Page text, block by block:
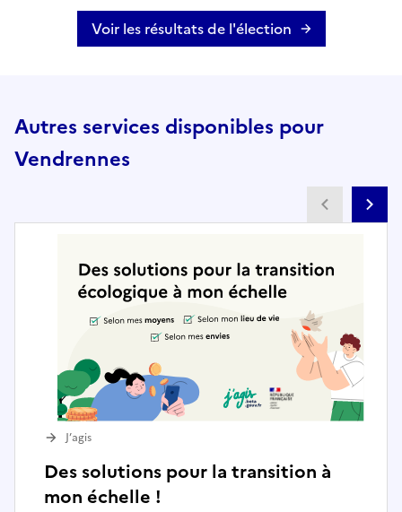
Voir les résultats de l'élection
Autres services disponibles pour
Vendrennes
Des solutions pour la transition à
mon échelle !
J’agis